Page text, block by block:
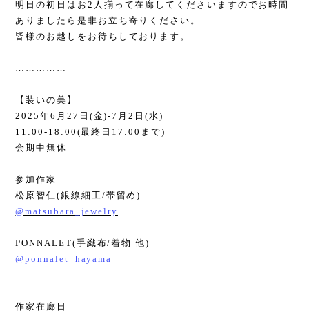
明日の初日はお 2 人揃って在廊してくださいますのでお時間
ありましたら是非お立ち寄りください。
皆様のお越しをお待ちしております。
……………
【装いの美】
2025年6 月 27 日 (金)-7 月2 日 (水)
11:00-18:00(最終日 17:00 まで)
会期中無休
参加作家
松原智仁(銀線細工/帯留め)
@matsubara_jewelry
PONNALET(手織布/着物 他)
@ponnalet_hayama
作家在廊日